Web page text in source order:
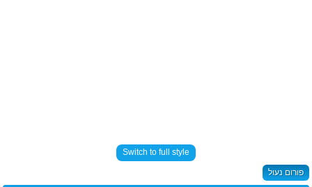
Switch to full style
פורום נעול